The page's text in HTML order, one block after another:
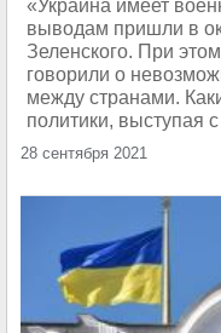
«Украина имеет
выводам пришли в
Зеленского. При
говорили о
между странами.
политики, выступая
28 сентября 2021